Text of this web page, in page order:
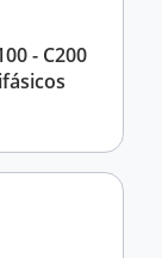
- C200